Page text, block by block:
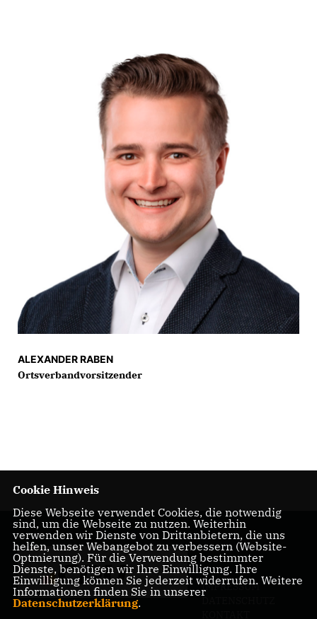
ALEXANDER RABEN
Ortsverbandvorsitzender
IMPRESSUM
Cookie Hinweis
Diese Webseite verwendet Cookies, die notwendig
sind, um die Webseite zu nutzen. Weiterhin
verwenden wir Dienste von Drittanbietern, die uns
helfen, unser Webangebot zu verbessern (Website-
Optmierung). Für die Verwendung bestimmter
Dienste, benötigen wir Ihre Einwilligung. Ihre
Einwilligung können Sie jederzeit widerrufen. Weitere
Informationen finden Sie in unserer
Datenschutzerklärung.